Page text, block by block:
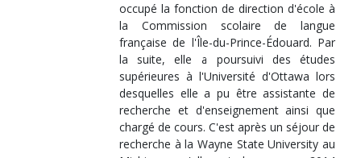
occupé la fonction de direction d'école à
la Commission scolaire de langue
française de l'Île-du-Prince-Édouard. Par
la suite, elle a poursuivi des études
supérieures à l'Université d'Ottawa lors
desquelles elle a pu être assistante de
recherche et d'enseignement ainsi que
chargé de cours. C'est après un séjour de
recherche à la Wayne State University au